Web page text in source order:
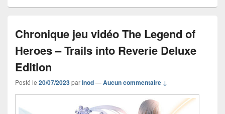
Chronique jeu vidéo The Legend of
Heroes – Trails into Reverie Deluxe
Edition
Posté le 20/07/2023parInod—Aucun commentaire ↓